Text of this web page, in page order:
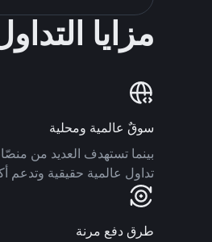
مزايا
سوقٌ عالمية ومحلية
تداول عالمية حقيقية وتدعم أكثر من 70
طرق دفع مرنة